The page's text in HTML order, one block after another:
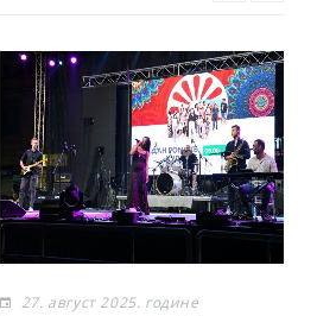
27. август 2025. године